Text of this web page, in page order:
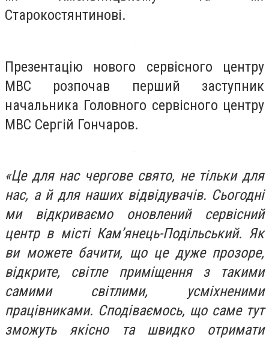
Старокостянтинові.
Презентацію нового сервісного центру
МВС розпочав перший заступник
начальника Головного сервісного центру
МВС Сергій Гончаров.
«Це для нас чергове свято, не тільки для
нас, а й для наших відвідувачів. Сьогодні
ми відкриваємо оновлений сервісний
центр в місті Кам’янець-Подільський. Як
ви можете бачити, що це дуже прозоре,
відкрите, світле приміщення з такими
самими світлими, усміхненими
працівниками. Сподіваємось, що саме тут
зможуть якісно та швидко отримати